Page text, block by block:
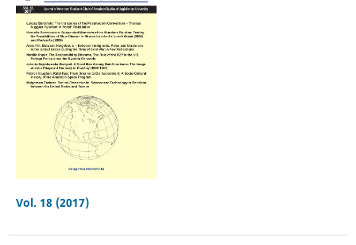
Vol. 18 (2017)